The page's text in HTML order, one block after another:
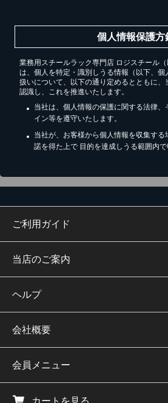
個人情報保護方
業務用スチールラック専門店 ロジスチール（
は、個人を特定・識別しうる情報（以下、個
扱いについて、以下の通り定めるとともに、
認識し、これを推進いたします。
当社は、個人情報の保護に関する法律、
イン等を遵守いたします。
当社が、お客様から個人情報を収集す
諾を得た上で 目的を達成しうる範囲内で
ご利用ガイド
当店のご案内
ヘルプ
会社概要
会員メニュー
カートを見る